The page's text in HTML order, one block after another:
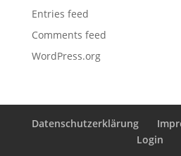
Entries feed
Comments feed
WordPress.org
Datenschutzerklärung
Login